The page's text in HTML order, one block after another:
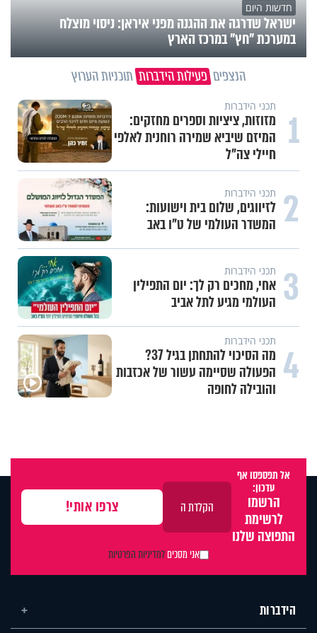
חדשות היום
ישראל שדרגה את ההגנה מפני איראן: ניסוי מוצלח
במערכת "חץ" במרכז הארץ
הנצפים פעילות הידברות תוכניות הערוץ
1 תכני הידברות
מזוזות, ציציות וספרים מחזקים:
המיזם שיביא שמירה רוחנית לאלפי
חיילי צה"ל
2 תכני הידברות
לזיווגים, שלום בית וישועות:
המשדר העולמי של ט"ו באב
3 תכני הידברות
אחי, מחכים רק לך: יום התפילין
העולמי מגיע לתל אביב
4 תכני הידברות
מה הסיכוי להתחתן בגיל 37?
הפעולה שסיימה עשור של אכזבות
והובילה לחופה
אל תפספסו אף
עדכון:
הרשמו
לרשימת
התפוצה שלנו
אני מסכיםלמדיניות הפרטיות
הידברות